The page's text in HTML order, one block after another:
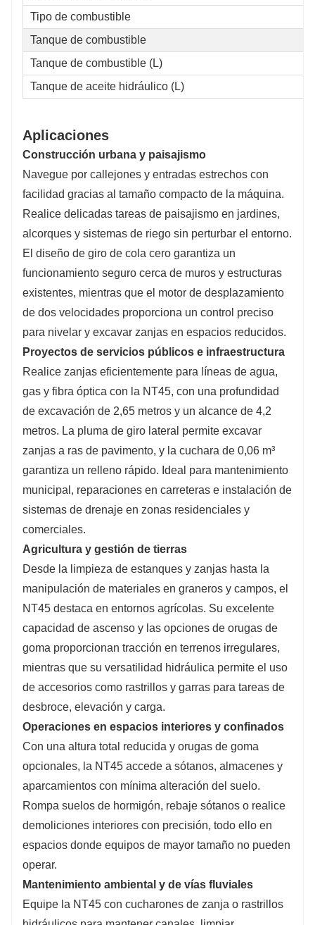
Tipo de combustible
Tanque de combustible
Tanque de combustible (L)
Tanque de aceite hidráulico (L)
Aplicaciones
Construcción urbana y paisajismo
Navegue por callejones y entradas estrechos con
facilidad gracias al tamaño compacto de la máquina.
Realice delicadas tareas de paisajismo en jardines,
alcorques y sistemas de riego sin perturbar el entorno.
El diseño de giro de cola cero garantiza un
funcionamiento seguro cerca de muros y estructuras
existentes, mientras que el motor de desplazamiento
de dos velocidades proporciona un control preciso
para nivelar y excavar zanjas en espacios reducidos.
Proyectos de servicios públicos e infraestructura
Realice zanjas eficientemente para líneas de agua,
gas y fibra óptica con la NT45, con una profundidad
de excavación de 2,65 metros y un alcance de 4,2
metros. La pluma de giro lateral permite excavar
zanjas a ras de pavimento, y la cuchara de 0,06 m³
garantiza un relleno rápido. Ideal para mantenimiento
municipal, reparaciones en carreteras e instalación de
sistemas de drenaje en zonas residenciales y
comerciales.
Agricultura y gestión de tierras
Desde la limpieza de estanques y zanjas hasta la
manipulación de materiales en graneros y campos, el
NT45 destaca en entornos agrícolas. Su excelente
capacidad de ascenso y las opciones de orugas de
goma proporcionan tracción en terrenos irregulares,
mientras que su versatilidad hidráulica permite el uso
de accesorios como rastrillos y garras para tareas de
desbroce, elevación y carga.
Operaciones en espacios interiores y confinados
Con una altura total reducida y orugas de goma
opcionales, la NT45 accede a sótanos, almacenes y
aparcamientos con mínima alteración del suelo.
Rompa suelos de hormigón, rebaje sótanos o realice
demoliciones interiores con precisión, todo ello en
espacios donde equipos de mayor tamaño no pueden
operar.
Mantenimiento ambiental y de vías fluviales
Equipe la NT45 con cucharones de zanja o rastrillos